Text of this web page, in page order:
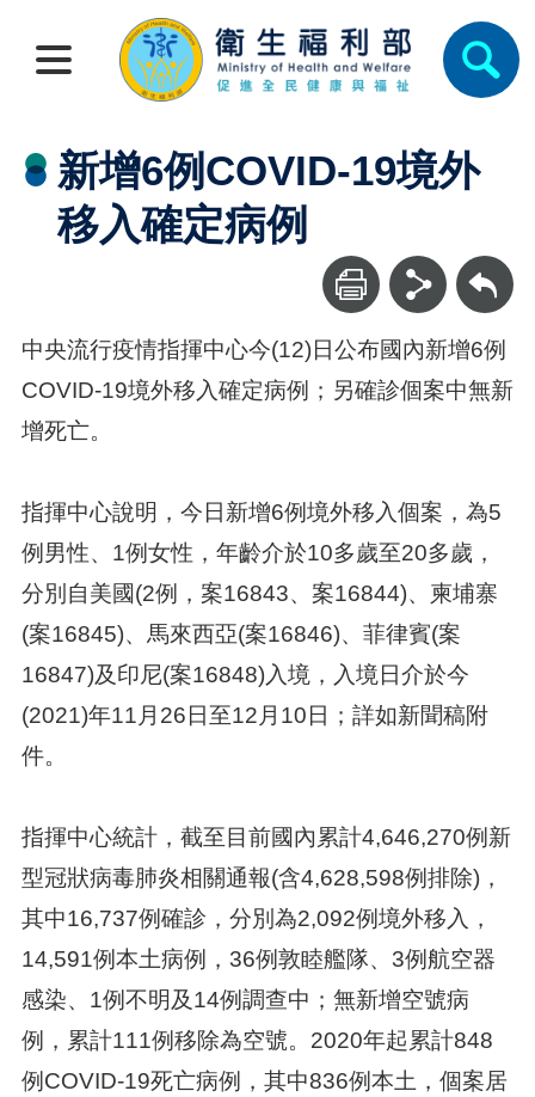
新增6例COVID-19境外
移入確定病例
回上一頁
中央流行疫情指揮中心今(12)日公布國內新增6例
COVID-19境外移入確定病例；另確診個案中無新
增死亡。
指揮中心說明，今日新增6例境外移入個案，為5
例男性、1例女性，年齡介於10多歲至20多歲，
分別自美國(2例，案16843、案16844)、柬埔寨
(案16845)、馬來西亞(案16846)、菲律賓(案
16847)及印尼(案16848)入境，入境日介於今
(2021)年11月26日至12月10日；詳如新聞稿附
件。
指揮中心統計，截至目前國內累計4,646,270例新
型冠狀病毒肺炎相關通報(含4,628,598例排除)，
其中16,737例確診，分別為2,092例境外移入，
14,591例本土病例，36例敦睦艦隊、3例航空器
感染、1例不明及14例調查中；無新增空號病
例，累計111例移除為空號。2020年起累計848
例COVID-19死亡病例，其中836例本土，個案居